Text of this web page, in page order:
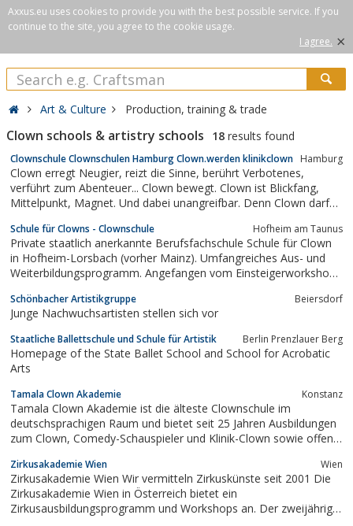
Axxus.eu uses cookies to provide you with the best possible service. If you
continue to the site, you agree to the cookie usage.
I agree. ×
Art & Culture Production, training & trade
Clown schools & artistry schools 18 results found
Clownschule Clownschulen Hamburg Clown.werden klinikclown Hamburg
Clown erregt Neugier, reizt die Sinne, berührt Verbotenes,
verführt zum Abenteuer... Clown bewegt. Clown ist Blickfang,
Mittelpunkt, Magnet. Und dabei unangreifbar. Denn Clown darf
brechen. Und dafür wird Clown von den Leuten geliebt.NEU bei
uns: Tamm Training Mit...
Schule für Clowns - Clownschule Hofheim am Taunus
Private staatlich anerkannte Berufsfachschule Schule für Clown
in Hofheim-Lorsbach (vorher Mainz). Umfangreiches Aus- und
Weiterbildungsprogramm. Angefangen vom Einsteigerworkshop
zum Clown-Schauspieler und dreijährigen mit Clown-Diplom.
Berufsbegleitende...
Schönbacher Artistikgruppe Beiersdorf
Junge Nachwuchsartisten stellen sich vor
Staatliche Ballettschule und Schule für Artistik Berlin Prenzlauer Berg
Homepage of the State Ballet School and School for Acrobatic
Arts
Tamala Clown Akademie Konstanz
Tamala Clown Akademie ist die älteste Clownschule im
deutschsprachigen Raum und bietet seit 25 Jahren Ausbildungen
zum Clown, Comedy-Schauspieler und Klinik-Clown sowie offene
Firmen und soziale Institutionen Humortrainings und Seminare
zum Thema Körpersprache
Zirkusakademie Wien Wien
Zirkusakademie Wien Wir vermitteln Zirkuskünste seit 2001 Die
Zirkusakademie Wien in Österreich bietet ein
Zirkusausbildungsprogramm und Workshops an. Der zweijährige